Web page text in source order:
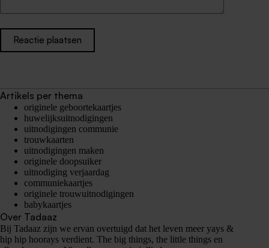
Reactie plaatsen
Artikels per thema
originele geboortekaartjes
huwelijksuitnodigingen
uitnodigingen communie
trouwkaarten
uitnodigingen maken
originele doopsuiker
uitnodiging verjaardag
communiekaartjes
originele trouwuitnodigingen
babykaartjes
Over Tadaaz
Bij Tadaaz zijn we ervan overtuigd dat het leven meer yays &
hip hip hoorays verdient. The big things, the little things en